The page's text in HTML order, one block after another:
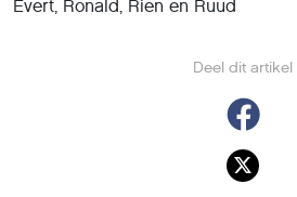
Deel dit artikel
Evert, Ronald, Rien en Ruud